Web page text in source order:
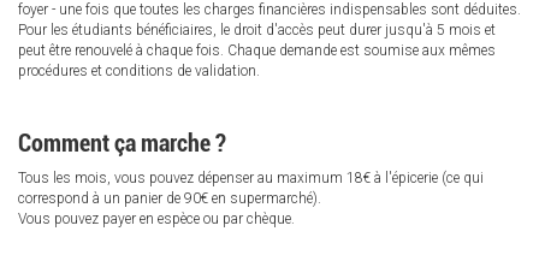
foyer - une fois que toutes les charges financières indispensables sont déduites.
Pour les étudiants bénéficiaires, le droit d'accès peut durer jusqu'à 5 mois et
peut être renouvelé à chaque fois. Chaque demande est soumise aux mêmes
procédures et conditions de validation.
Comment ça marche ?
Tous les mois, vous pouvez dépenser au maximum 18€ à l'épicerie (ce qui
correspond à un panier de 90€ en supermarché).
Vous pouvez payer en espèce ou par chèque.